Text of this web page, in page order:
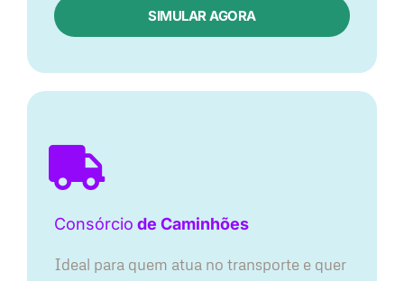
SIMULAR AGORA
Consórcio de Caminhões
Ideal para quem atua no transporte e quer